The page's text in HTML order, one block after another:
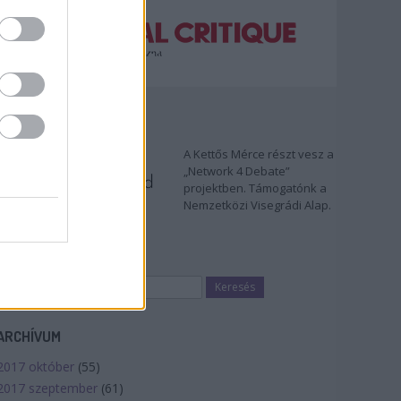
A Kettős Mérce részt vesz a
„Network 4 Debate”
projektben. Támogatónk a
Nemzetközi Visegrádi Alap.
október (55)
szeptember (61 )